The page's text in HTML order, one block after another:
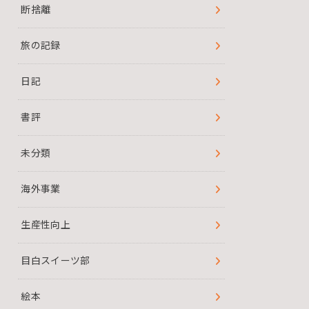
断捨離
旅の記録
日記
書評
未分類
海外事業
生産性向上
目白スイーツ部
絵本